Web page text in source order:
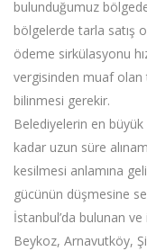
bulunduğumuz
bölgelerde tarla satış
ödeme sirkülasyonu
vergisinden muaf olan
bilinmesi gerekir.
Belediyelerin en
kadar uzun süre
kesilmesi anlamına
gücünün düşmesine
İstanbul’da bulunan ve
Beykoz, Arnavutköy,